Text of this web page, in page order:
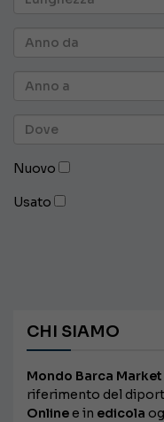
Nuovo
Usato
CHI SIAMO
Mondo Barca Market
riferimento del
Online e in edicola